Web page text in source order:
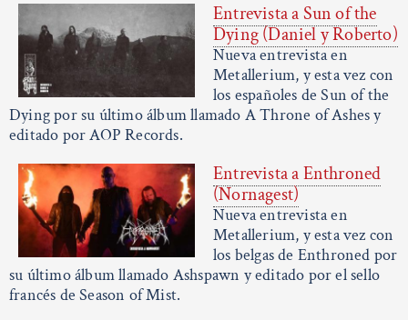
Entrevista a Sun of the
Dying (Daniel y Roberto)
Nueva entrevista en
Metallerium, y esta vez con
los españoles de Sun of the
Dying por su último álbum llamado A Throne of Ashes y
editado por AOP Records.
Entrevista a Enthroned
(Nornagest)
Nueva entrevista en
Metallerium, y esta vez con
los belgas de Enthroned por
su último álbum llamado Ashspawn y editado por el sello
francés de Season of Mist.